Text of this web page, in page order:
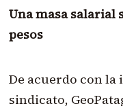
Una masa salarial
pesos
De acuerdo con
sindicato,